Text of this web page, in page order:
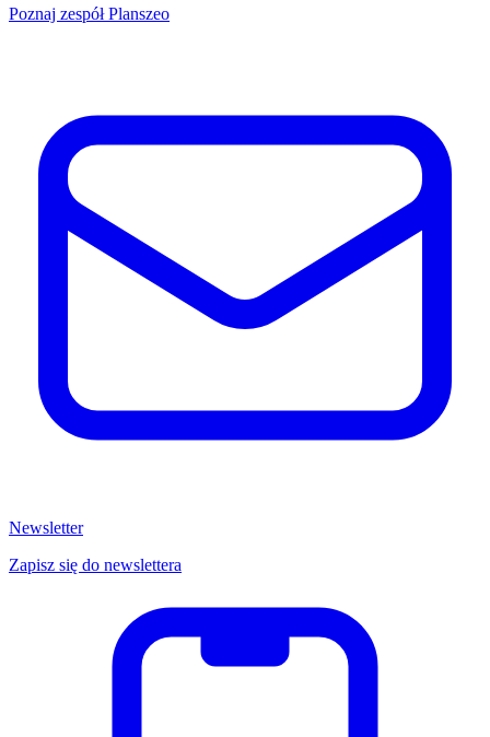
Poznaj zespół Planszeo
Newsletter
Zapisz się do newslettera